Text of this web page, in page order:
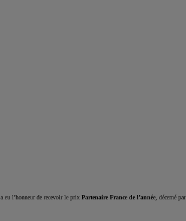
a eu l’honneur de recevoir le prix Partenaire France de l’année , décerné par